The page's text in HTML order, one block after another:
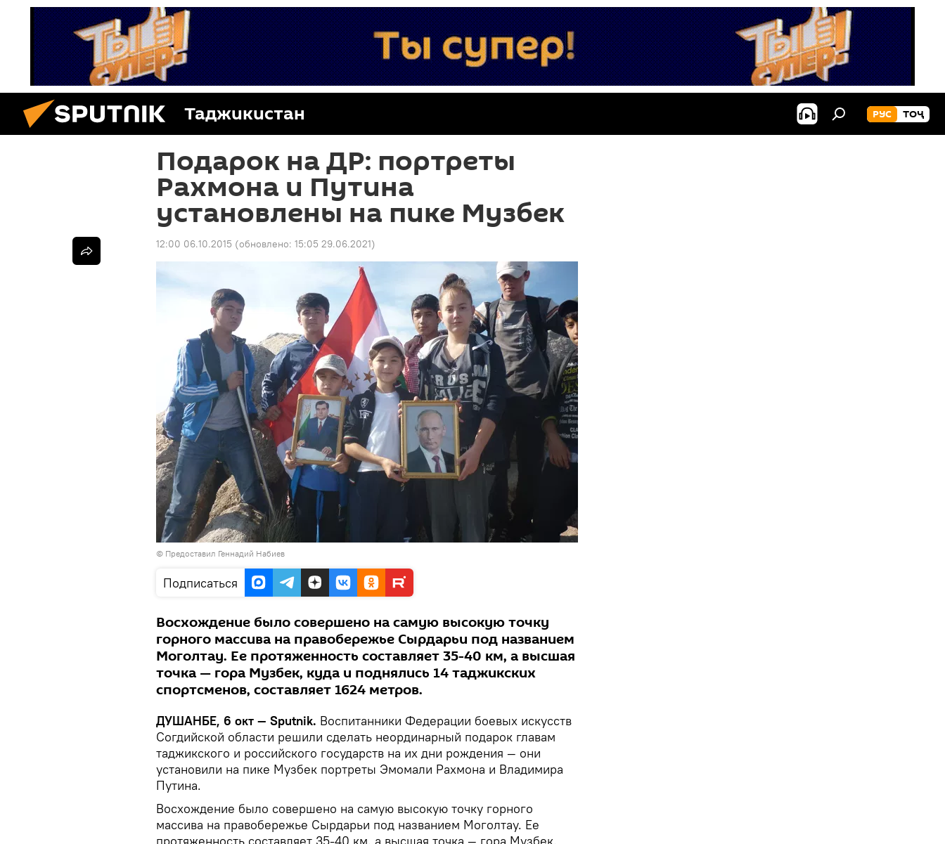
Таджикистан РУС ТОҶ
Подарок на ДР: портреты
Рахмона и Путина
установлены на пике Музбек
12:00 06.10.2015 (обновлено: 15:05 29.06.2021)
© Предоставил Геннадий Набиев
Подписаться
Восхождение было совершено на самую высокую точку
горного массива на правобережье Сырдарьи под названием
Моголтау. Ее протяженность составляет 35-40 км, а высшая
точка — гора Музбек, куда и поднялись 14 таджикских
спортсменов, составляет 1624 метров.
ДУШАНБЕ, 6 окт — Sputnik. Воспитанники Федерации боевых искусств
Согдийской области решили сделать неординарный подарок главам
таджикского и российского государств на их дни рождения — они
установили на пике Музбек портреты Эмомали Рахмона и Владимира
Путина.
Восхождение было совершено на самую высокую точку горного
массива на правобережье Сырдарьи под названием Моголтау. Ее